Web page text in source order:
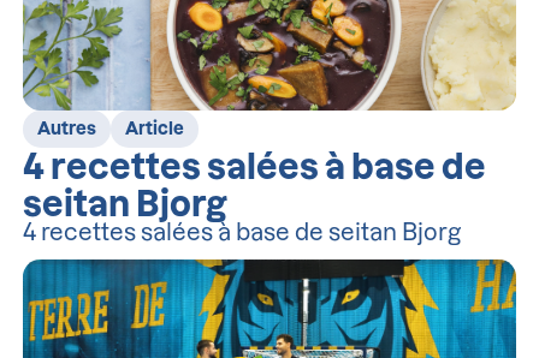
Autres Article
4 recettes salées à base de
seitan Bjorg
4 recettes salées à base de seitan Bjorg